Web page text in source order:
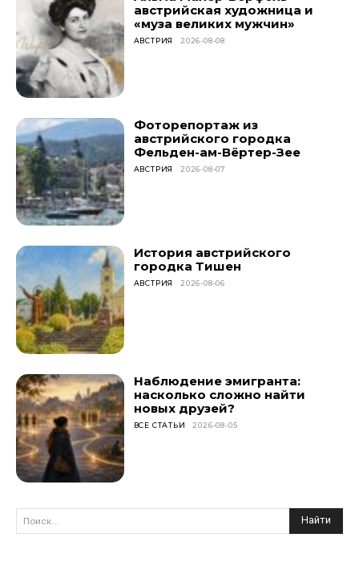
австрийская художница и
«муза великих мужчин»
АВСТРИЯ 2026-08-08
Фоторепортаж из
австрийского городка
Фельден-ам-Вёртер-Зее
АВСТРИЯ 2026-08-07
История австрийского
городка Тишен
АВСТРИЯ 2026-08-06
Наблюдение эмигранта:
насколько сложно найти
новых друзей?
ВСЕ СТАТЬИ 2026-08-05
Поиск... Найти